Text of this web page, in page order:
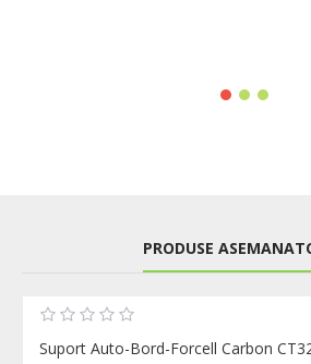
PRODUSE
Suport Auto-Bord-Forcell Carbon